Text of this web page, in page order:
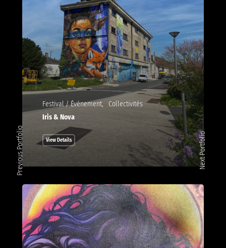
Festival / Événement
Collectivités
Iris & Nova
View Details
Previous Portfolio Next Portfolio